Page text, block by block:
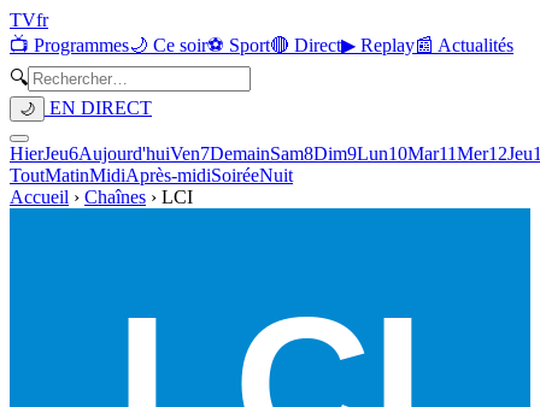
TVfr
📺 Programmes🌙 Ce soir⚽ Sport🔴 Direct▶ Replay📰 Actualités
🔍
🌙 EN DIRECT
HierJeu6Aujourd'huiVen7DemainSam8Dim9Lun10Mar11Mer12Jeu
ToutMatinMidiAprès-midiSoiréeNuit
Accueil › Chaînes › LCI